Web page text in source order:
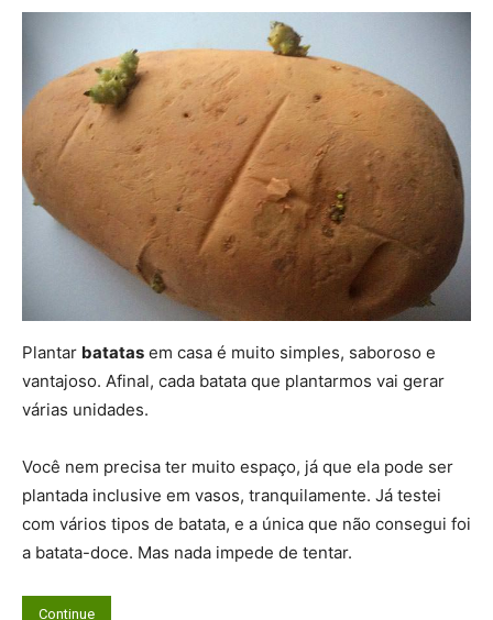
Plantar batatas em casa é muito simples, saboroso e
vantajoso. Afinal, cada batata que plantarmos vai gerar
várias unidades.
Você nem precisa ter muito espaço, já que ela pode ser
plantada inclusive em vasos, tranquilamente. Já testei
com vários tipos de batata, e a única que não consegui foi
a batata-doce. Mas nada impede de tentar.
Continue